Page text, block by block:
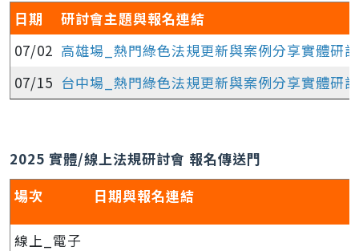
日期
研討會主題與報名連結
07/02 高雄場_熱門綠色法規更新與案例分享實體研
07/15 台中場_熱門綠色法規更新與案例分享實體研
2025 實體/線上法規研討會 報名傳送門
場次
日期與報名連結
線上_電子